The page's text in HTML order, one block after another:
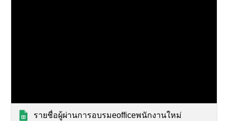
รายชื่อผู้ผ่านการอบรมeofficeพนักงานใหม่